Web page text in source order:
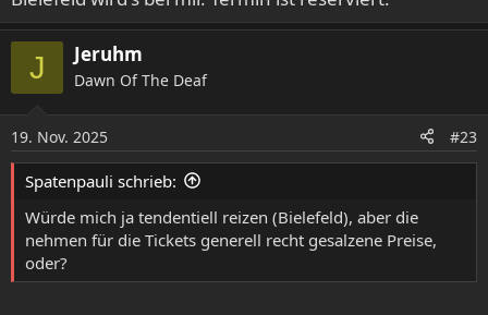
J Jeruhm
Dawn Of The Deaf
19. Nov. 2025 #23
Spatenpauli schrieb:
Würde mich ja tendentiell reizen (Bielefeld), aber die
nehmen für die Tickets generell recht gesalzene Preise,
oder?